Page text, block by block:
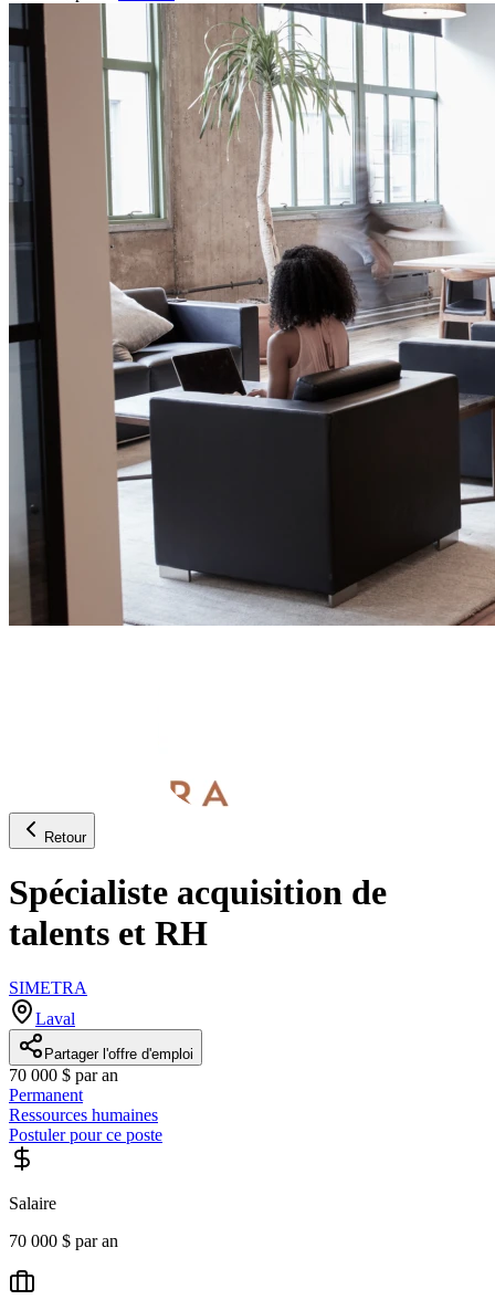
Retour
Spécialiste acquisition de
talents et RH
SIMETRA
Laval
Partager l'offre d'emploi
70 000 $ par an
Permanent
Ressources humaines
Postuler pour ce poste
Salaire
70 000 $ par an